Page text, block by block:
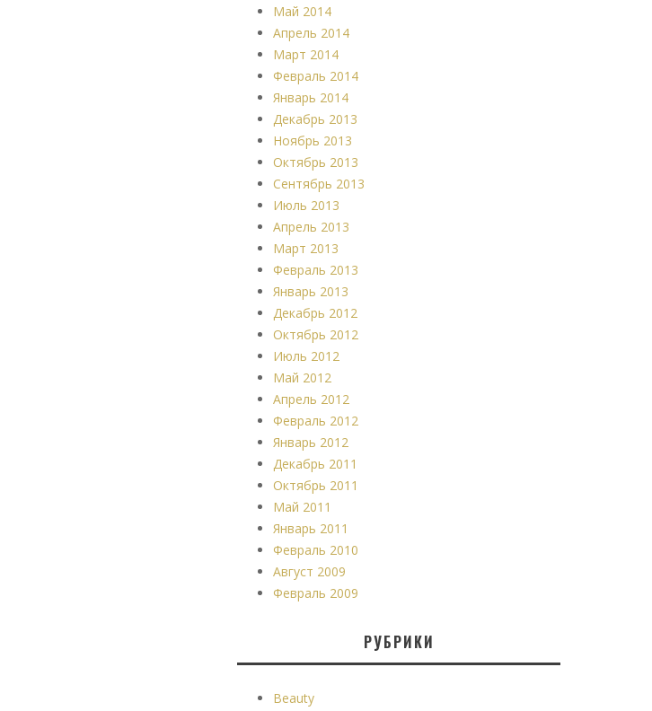
Май 2014
Апрель 2014
Март 2014
Февраль 2014
Январь 2014
Декабрь 2013
Ноябрь 2013
Октябрь 2013
Сентябрь 2013
Июль 2013
Апрель 2013
Март 2013
Февраль 2013
Январь 2013
Декабрь 2012
Октябрь 2012
Июль 2012
Май 2012
Апрель 2012
Февраль 2012
Январь 2012
Декабрь 2011
Октябрь 2011
Май 2011
Январь 2011
Февраль 2010
Август 2009
Февраль 2009
РУБРИКИ
Beauty